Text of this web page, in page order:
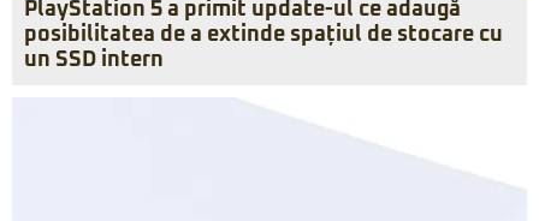
PlayStation 5 a primit update-ul ce adaugă
posibilitatea de a extinde spațiul de stocare cu
un SSD intern